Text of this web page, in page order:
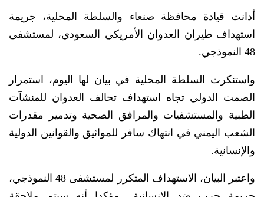
أدانت قيادة محافظة صنعاء والسلطة المحلية، جريمة
استهداف طيران العدوان الأمريكي السعودي، لمستشفى
48 النموذجي.
واستنكرت السلطة المحلية في بيان لها اليوم، استمرار
الصمت الدولي تجاه استهداف تحالف العدوان للمنشآت
الطبية والمستشفيات والمرافق الصحية وتدمير مقدرات
الشعب اليمني في انتهاك سافر للمواثيق والقوانين الدولية
والإنسانية.
واعتبر البيان، الاستهداف المتكرر لمستشفى 48 النموذجي،